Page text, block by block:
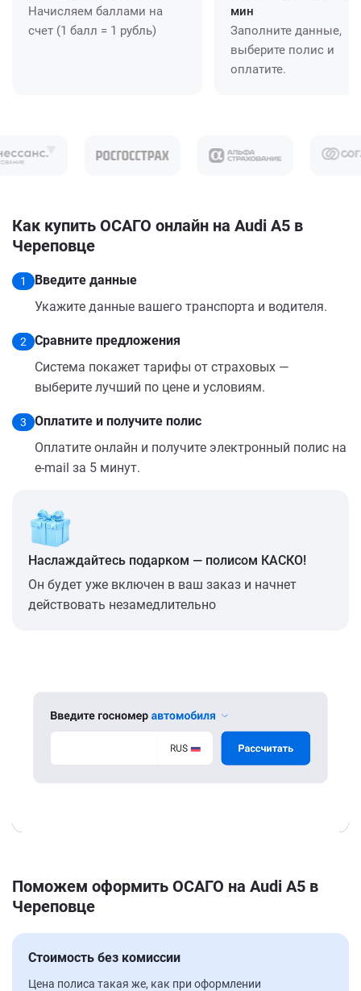
Начисляем баллами на
счет (1 балл = 1 рубль)
мин
Заполните данные,
выберите полис и
оплатите.
Как купить ОСАГО онлайн на Audi A5 в
Череповце
1
Введите данные
Укажите данные вашего транспорта и водителя.
2
Сравните предложения
Система покажет тарифы от страховых —
выберите лучший по цене и условиям.
3
Оплатите и получите полис
Оплатите онлайн и получите электронный полис на
e-mail за 5 минут.
Наслаждайтесь подарком — полисом КАСКО!
Он будет уже включен в ваш заказ и начнет
действовать незамедлительно
Поможем оформить ОСАГО на Audi A5 в
Череповце
Стоимость без комиссии
Цена полиса такая же, как при оформлении